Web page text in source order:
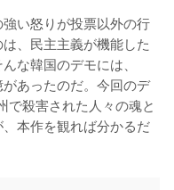
い怒りが投票以外の行
、民主主義が機能した
な韓国のデモには、
があったのだ。今回のデ
で殺害された人々の魂と
本作を観れば分かるだ